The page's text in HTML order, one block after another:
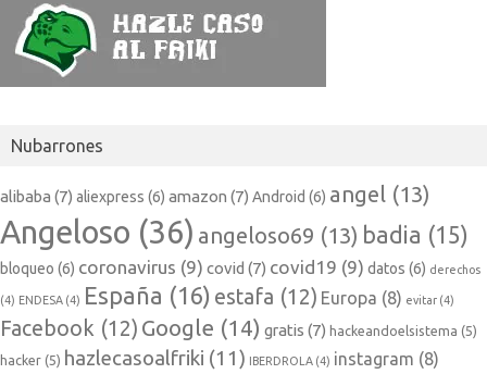
Nubarrones
alibaba (7) aliexpress (6) amazon (7) Android (6) angel (13)
Angeloso (36) angeloso69 (13) badia (15)
bloqueo (6) coronavirus (9) covid (7) covid19 (9) datos (6) derechos
(4) ENDESA (4) España (16) estafa (12) Europa (8) evitar (4)
Facebook (12) Google (14) gratis (7) hackeandoelsistema (5)
hacker (5) hazlecasoalfriki (11) IBERDROLA (4) instagram (8)